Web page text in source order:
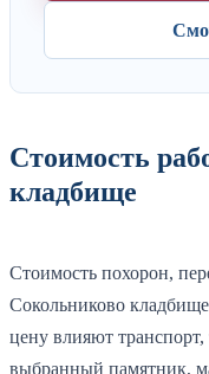
Стоимость
кладбище
Стоимость похорон,
Сокольниково кладбище
цену влияют
выбранный памятник,